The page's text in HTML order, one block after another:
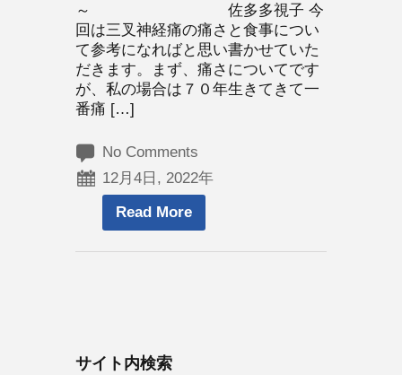
～ 佐多多視子 今
回は三叉神経痛の痛さと食事につい
て参考になればと思い書かせていた
だきます。まず、痛さについてです
が、私の場合は７０年生きてきて一
番痛 […]
No Comments
12月4日, 2022年
Read More
サイト内検索